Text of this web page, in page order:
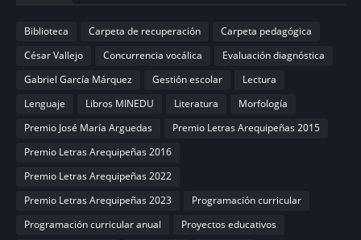
Biblioteca Carpeta de recuperación
Carpeta pedagógica
César Vallejo
Concurrencia vocálica
Evaluación diagnóstica
Gabriel García Márquez
Gestión escolar
Lectura
Lenguaje
Libros MINEDU Literatura
Morfología
Premio José María Arguedas
Premio Letras Arequipeñas 2015
Premio Letras Arequipeñas 2016
Premio Letras Arequipeñas 2022
Premio Letras Arequipeñas 2023
Programación curricular
Programación curricular anual
Proyectos educativos